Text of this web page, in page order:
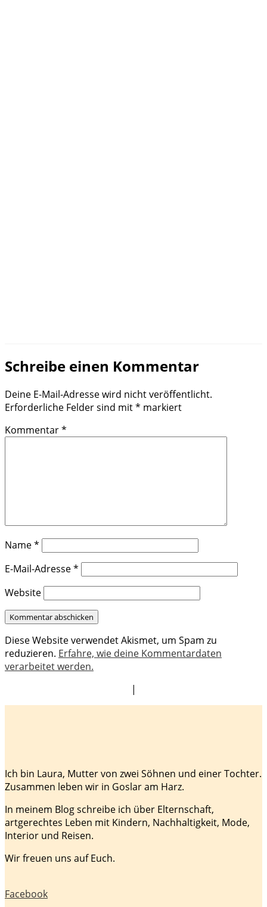
Schreibe einen Kommentar
Deine E-Mail-Adresse wird nicht veröffentlicht.
Erforderliche Felder sind mit* markiert
Kommentar*
Name*
E-Mail-Adresse*
Website
Diese Website verwendet Akismet, um Spam zu
reduzieren. Erfahre, wie deine Kommentardaten
verarbeitet werden.
|
Ich bin Laura, Mutter von zwei Söhnen und einer Tochter.
Zusammen leben wir in Goslar am Harz.
In meinem Blog schreibe ich über Elternschaft,
artgerechtes Leben mit Kindern, Nachhaltigkeit, Mode,
Interior und Reisen.
Wir freuen uns auf Euch.
Facebook